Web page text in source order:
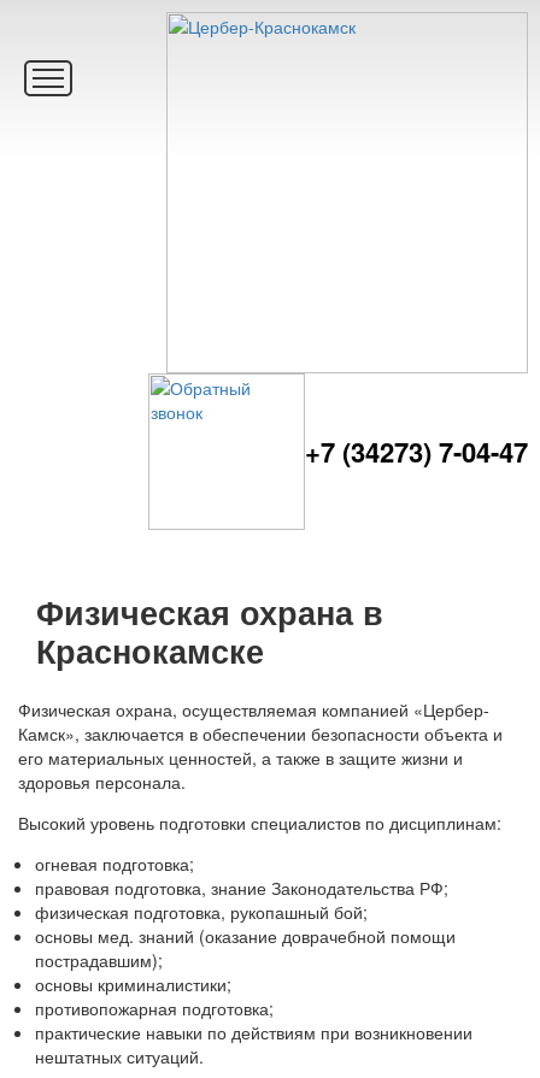
+7 (34273) 7-04-47
Физическая охрана в
Краснокамске
Физическая охрана, осуществляемая компанией «Цербер-
Камск», заключается в обеспечении безопасности объекта и
его материальных ценностей, а также в защите жизни и
здоровья персонала.
Высокий уровень подготовки специалистов по дисциплинам:
огневая подготовка;
правовая подготовка, знание Законодательства РФ;
физическая подготовка, рукопашный бой;
основы мед. знаний (оказание доврачебной помощи
пострадавшим);
основы криминалистики;
противопожарная подготовка;
практические навыки по действиям при возникновении
нештатных ситуаций.